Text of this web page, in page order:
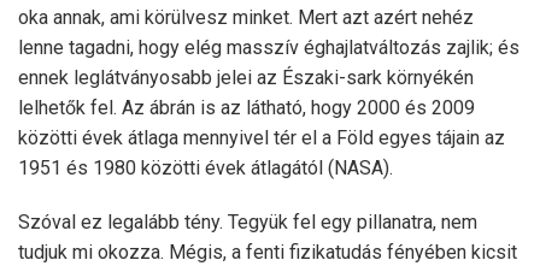
oka annak, ami körülvesz minket. Mert azt azért nehéz
lenne tagadni, hogy elég masszív éghajlatváltozás zajlik; és
ennek leglátványosabb jelei az Északi-sark környékén
lelhetők fel. Az ábrán is az látható, hogy 2000 és 2009
közötti évek átlaga mennyivel tér el a Föld egyes tájain az
1951 és 1980 közötti évek átlagától (NASA).
Szóval ez legalább tény. Tegyük fel egy pillanatra, nem
tudjuk mi okozza. Mégis, a fenti fizikatudás fényében kicsit